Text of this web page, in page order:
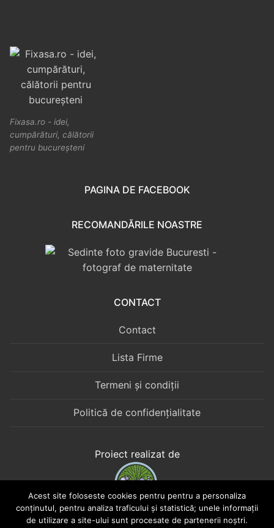
Fixasa.ro - idei,
cumpărături, călătorii
pentru bucureșteni
PAGINA DE FACEBOOK
RECOMANDĂRILE NOASTRE
CONTACT
Contact
Lista Firme
Termeni și condiții
Politică de confidențialitate
Proiect realizat de
Web Boutique în Cotroceni
Acest site foloseste cookies pentru pentru a personaliza
conținutul, pentru analiza traficului și statistică; unele informații
de utilizare a site-ului sunt procesate de partenerii noștri.